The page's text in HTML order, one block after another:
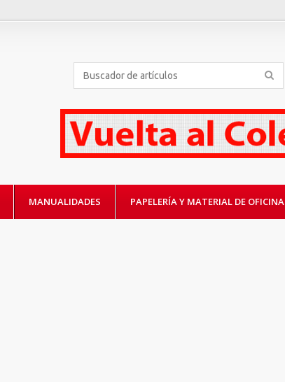
MANUALIDADES PAPELERÍA Y MATERIAL DE OFICINA